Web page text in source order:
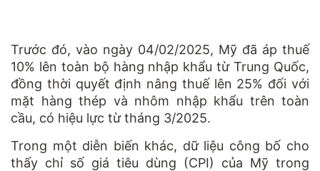
Trước đó, vào ngày 04/02/2025, Mỹ đã áp thuế
10% lên toàn bộ hàng nhập khẩu từ Trung Quốc,
đồng thời quyết định nâng thuế lên 25% đối với
mặt hàng thép và nhôm nhập khẩu trên toàn
cầu, có hiệu lực từ tháng 3/2025.
Trong một diễn biến khác, dữ liệu công bố cho
thấy chỉ số giá tiêu dùng (CPI) của Mỹ trong